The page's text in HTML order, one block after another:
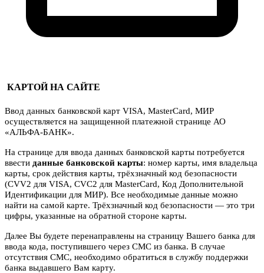
КАРТОЙ НА САЙТЕ
Ввод данных банковской карт VISA, MasterCard, МИР
осуществляется на защищенной платежной странице АО
«АЛЬФА-БАНК».
На странице для ввода данных банковской карты потребуется
ввести данные банковской карты: номер карты, имя владельца
карты, срок действия карты, трёхзначный код безопасности
(CVV2 для VISA, CVC2 для MasterCard, Код Дополнительной
Идентификации для МИР). Все необходимые данные можно
найти на самой карте. Трёхзначный код безопасности — это три
цифры, указанные на обратной стороне карты.
Далее Вы будете перенаправлены на страницу Вашего банка для
ввода кода, поступившего через СМС из банка. В случае
отсутствия СМС, необходимо обратиться в службу поддержки
банка выдавшего Вам карту.